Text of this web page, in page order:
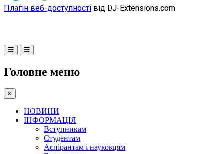
Плагін веб-доступності від DJ-Extensions.com
Головне меню
×
НОВИНИ
ІНФОРМАЦІЯ
Вступникам
Студентам
Аспірантам і науковцям